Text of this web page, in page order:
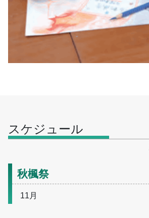
スケジュール
秋楓祭
11月